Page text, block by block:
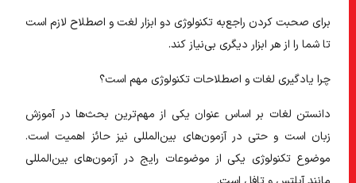
برای صحبت کردن راجع‌به تکنولوژی دو ابزار لغت و اصطلاح لازم است
تا شما را از هر ابزار دیگری بی‌نیاز کند.
چرا یادگیری لغات و اصطلاحات تکنولوژی مهم است؟
دانستن لغات بر اساس عنوان یکی از
مهم‌ترین بحث‌ها در آموزش
زبان است و حتی در آزمون‌های بین‌المللی نیز حائز اهمیت است.
موضوع تکنولوژی یکی از موضوعات رایج در آزمون‌های بین‌المللی